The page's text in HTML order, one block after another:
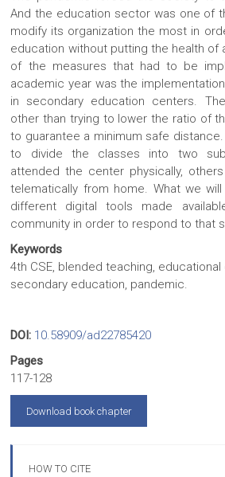
And the education sector was one of
modify its organization the most in
education without putting the health of
of the measures that had to be
academic year was the
in secondary education centers.
other than trying to lower the ratio of
to guarantee a minimum safe
to divide the classes into two
attended the center physically,
telematically from home. What we
different digital tools made
community in order to respond to that
Keywords
4th CSE, blended teaching, educational
secondary education, pandemic.
DOI: 10.58909/ad22785420
Pages
117-128
Download book chapter
HOW TO CITE